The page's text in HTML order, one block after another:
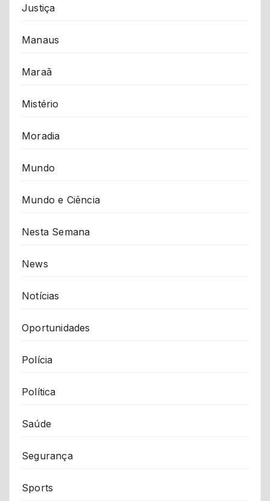
Justiça
Manaus
Maraã
Mistério
Moradia
Mundo
Mundo e Ciência
Nesta Semana
News
Notícias
Oportunidades
Polícia
Política
Saúde
Segurança
Sports